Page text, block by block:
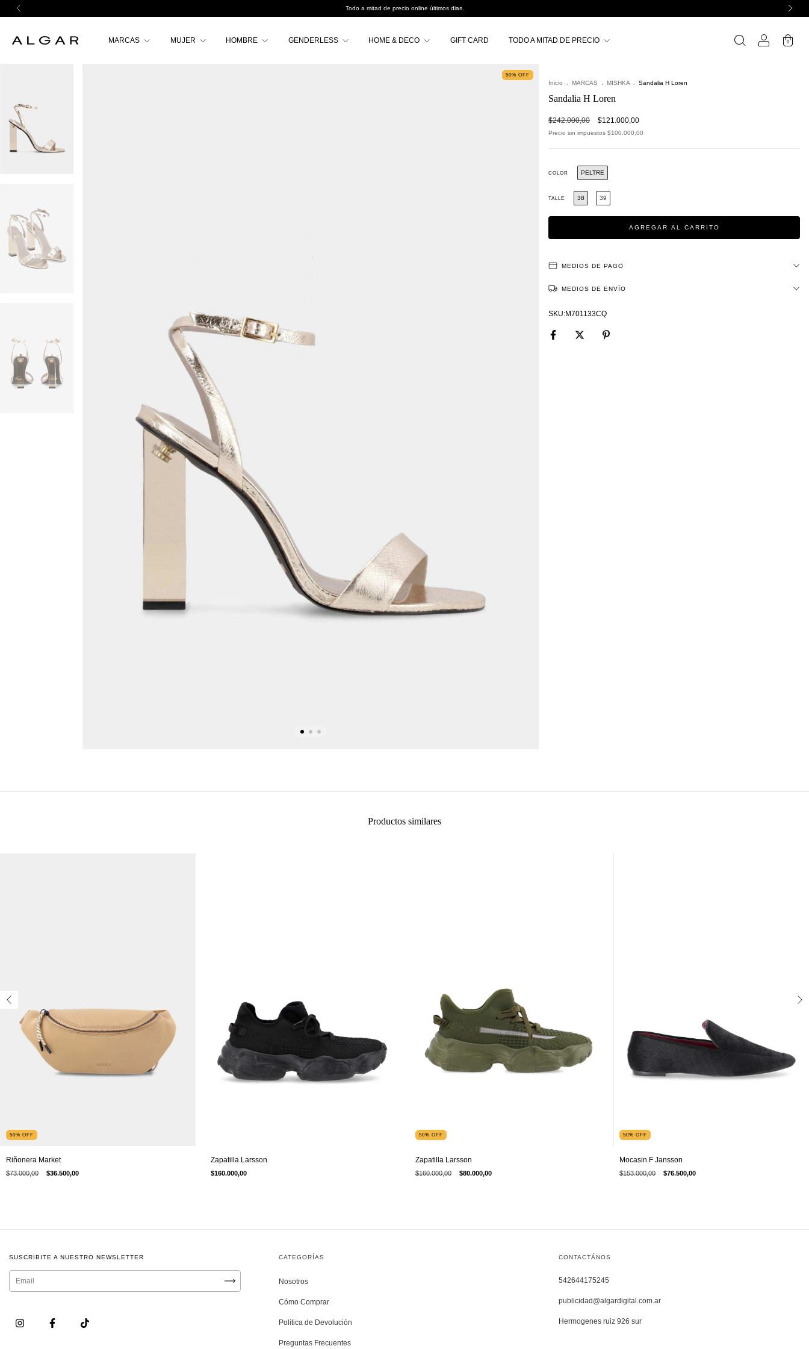
Todo a mitad de precio online últimos dias.
MARCAS MUJER HOMBRE GENDERLESS HOME & DECO GIFT CARD TODO A MITAD DE PRECIO 0
50% OFF
Inicio MARCAS MISHKA Sandalia H Loren
Sandalia H Loren
$242.000,00 $121.000,00
Precio sin impuestos $100.000,00
COLOR PELTRE
TALLE 38 39
MEDIOS DE PAGO
MEDIOS DE ENVÍO
M701133CQ
Productos similares
50% OFF
Riñonera Market
$73.000,00 $36.500,00
Zapatilla Larsson
$160.000,00
50% OFF
Zapatilla Larsson
$160.000,00 $80.000,00
50%OFF
Mocasin F Jansson
$153.000,00 $76.500,00
SUSCRIBITE A NUESTRO NEWSLETTER CATEGORÍAS
Nosotros
Cómo Comprar
Política de Devolución
Preguntas Frecuentes
CONTACTÁNOS
542644175245
publicidad@algardigital.com.ar
Hermogenes ruiz 926 sur